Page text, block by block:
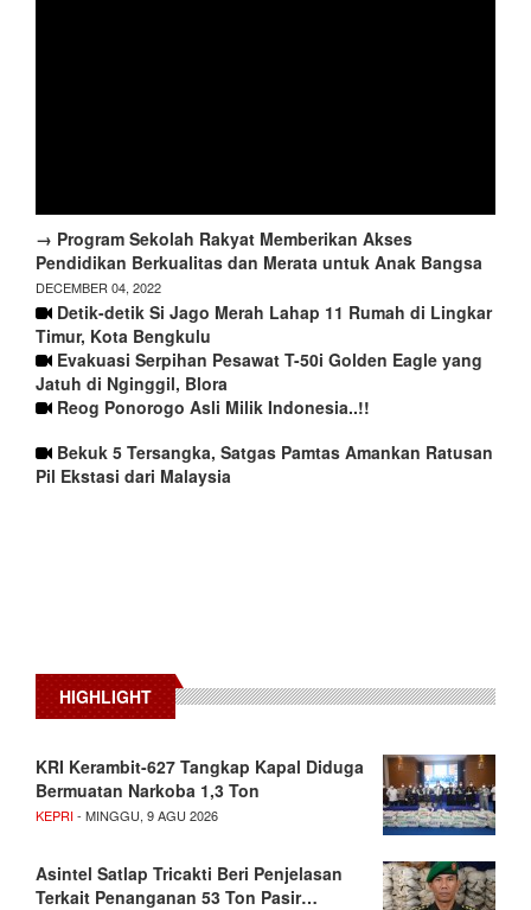
→ Program Sekolah Rakyat Memberikan Akses
Pendidikan Berkualitas dan Merata untuk Anak Bangsa
DECEMBER 04, 2022
Detik-detik Si Jago Merah Lahap 11 Rumah di Lingkar
Timur, Kota Bengkulu
Evakuasi Serpihan Pesawat T-50i Golden Eagle yang
Jatuh di Nginggil, Blora
Reog Ponorogo Asli Milik Indonesia..!!
Bekuk 5 Tersangka, Satgas Pamtas Amankan Ratusan
Pil Ekstasi dari Malaysia
HIGHLIGHT
KRI Kerambit-627 Tangkap Kapal Diduga
Bermuatan Narkoba 1,3 Ton
KEPRI- MINGGU, 9 AGU 2026
Asintel Satlap Tricakti Beri Penjelasan
Terkait Penanganan 53 Ton Pasir…